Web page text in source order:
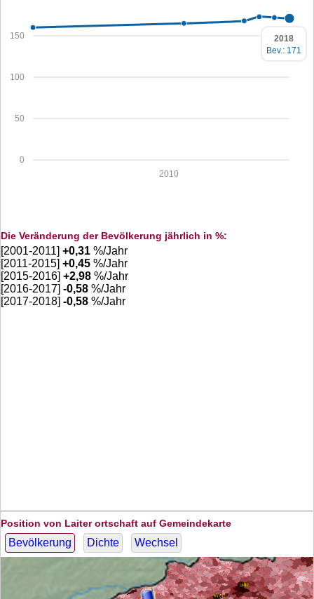
0
50
100
150
2010
2018
Bev.: 171
Die Veränderung der Bevölkerung jährlich in %:
[2001-2011] +0,31 %/Jahr
[2011-2015] +0,45 %/Jahr
[2015-2016] +2,98 %/Jahr
[2016-2017] -0,58 %/Jahr
[2017-2018] -0,58 %/Jahr
Position von Laiter ortschaft auf Gemeindekarte
Bevölkerung Dichte Wechsel